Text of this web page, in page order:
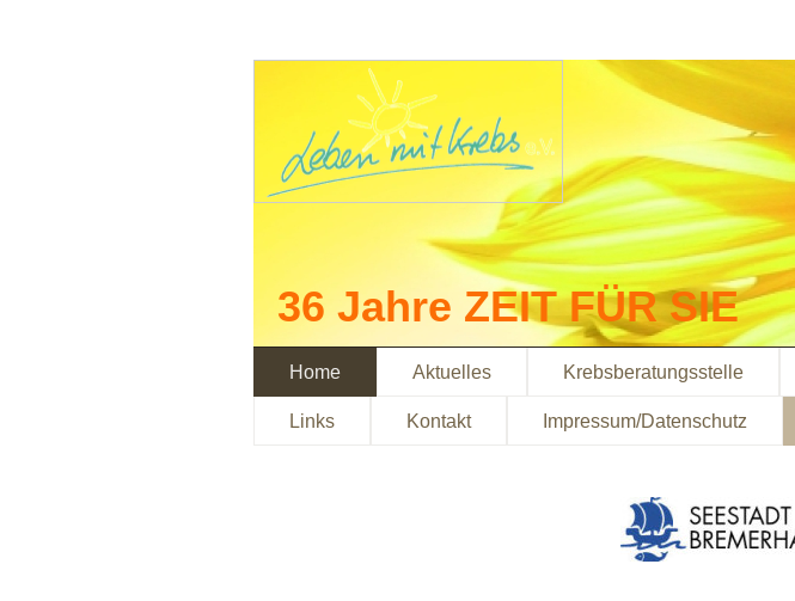
36 Jahre ZEIT FÜR SIE
Home Aktuelles Krebsberatungsstelle
Links Kontakt Impressum/Datenschutz